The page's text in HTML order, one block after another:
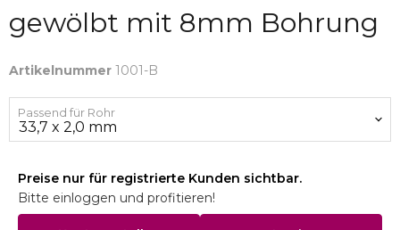
gewölbt mit 8mm Bohrung
Artikelnummer 1001-B
Passend für Rohr
Preise nur für registrierte Kunden sichtbar.
Bitte einloggen und profitieren!